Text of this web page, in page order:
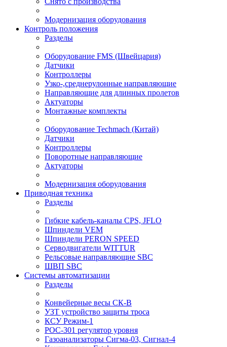
Модернизация оборудования
Контроль положения
Разделы
Оборудование FMS (Швейцария)
Датчики
Контроллеры
Узко-,среднерулонные направляющие
Направляющие для длинных пролетов
Актуаторы
Монтажные комплекты
Оборудование Techmach (Китай)
Датчики
Контроллеры
Поворотные направляющие
Актуаторы
Модернизация оборудования
Приводная техника
Разделы
Гибкие кабель-каналы CPS, JFLO
Шпиндели VEM
Шпиндели PERON SPEED
Серводвигатели WITTUR
Рельсовые направляющие SBC
ШВП SBC
Системы автоматизации
Разделы
Конвейерные весы СК-В
УЗТ устройство защиты троса
КСУ Режим-1
РОС-301 регулятор уровня
Газоанализаторы Сигма-03, Сигнал-4